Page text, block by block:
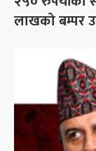
लाखको बम्पर